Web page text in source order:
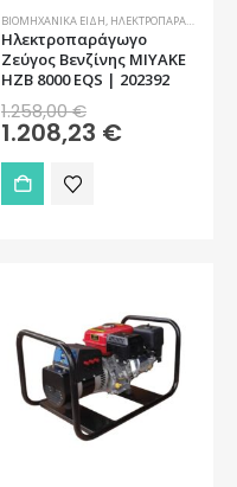
ΒΙΟΜΗΧΑΝΙΚΆ ΕΊΔΗ, ΗΛΕΚΤΡΟΠΑΡΆΓΩΓΑ ΖΕΎΓΗ
Ηλεκτροπαράγωγο
Ζεύγος Βενζίνης MIYAKE
HZB 8000 EQS | 202392
1.258,00€price
was:
1.208,23 €Η